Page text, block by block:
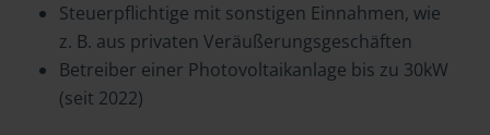
Steuerpflichtige mit sonstigen Einnahmen, wie
z. B. aus privaten Veräußerungsgeschäften
Betreiber einer Photovoltaikanlage bis zu 30kW
(seit 2022)